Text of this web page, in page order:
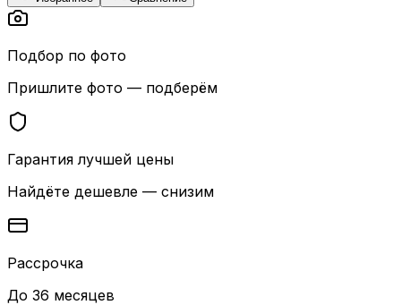
Подбор по фото
Пришлите фото — подберём
Гарантия лучшей цены
Найдёте дешевле — снизим
Рассрочка
До 36 месяцев